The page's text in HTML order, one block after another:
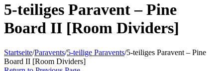
5-teiliges Paravent – Pine
Board II [Room Dividers]
Startseite/Paravents/5-teilige Paravents/5-teiliges Paravent – Pine
Board II [Room Dividers]